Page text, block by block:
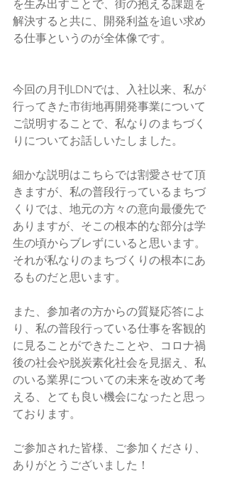
を生み出すことで、街の抱える課題を
解決すると共に、開発利益を追い求め
る仕事というのが全体像です。
今回の月刊LDNでは、入社以来、私が
行ってきた市街地再開発事業について
ご説明することで、私なりのまちづく
りについてお話しいたしました。
細かな説明はこちらでは割愛させて頂
きますが、私の普段行っているまちづ
くりでは、地元の方々の意向最優先で
ありますが、そこの根本的な部分は学
生の頃からブレずにいると思います。
それが私なりのまちづくりの根本にあ
るものだと思います。
また、参加者の方からの質疑応答によ
り、私の普段行っている仕事を客観的
に見ることができたことや、コロナ禍
後の社会や脱炭素化社会を見据え、私
のいる業界についての未来を改めて考
える、とても良い機会になったと思っ
ております。
ご参加された皆様、ご参加くださり、
ありがとうございました！